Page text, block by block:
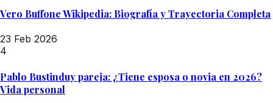
Vero Buffone Wikipedia: Biografía y Trayectoria Completa
23 Feb 2026
4
Pablo Bustinduy pareja: ¿Tiene esposa o novia en 2026?
Vida personal